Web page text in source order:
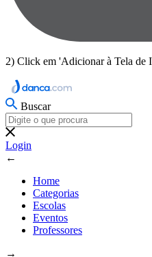
2) Click em 'Adicionar à Tela de
Buscar
Login
←
Home
Categorias
Escolas
Eventos
Professores
→